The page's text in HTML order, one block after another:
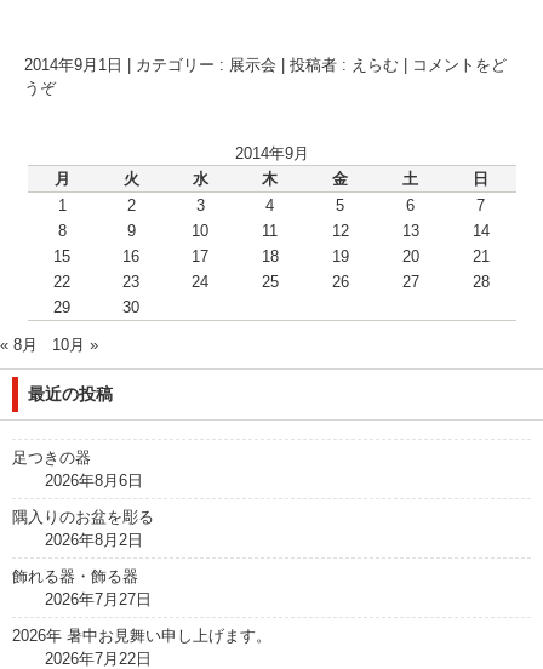
2014年9月1日 カテゴリー : 展示会 投稿者 : えらむ
コメントをど
うぞ
2014年9月
月
火 水 木 金 土
日
1
2 3 4 5 6
7
8
9 10 11 12 13
14
15
16 17 18 19 20
21
22
23 24 25 26 27
28
29
30
« 8月 10月 »
最近の投稿
足つきの器
2026年8月6日
隅入りのお盆を彫る
2026年8月2日
飾れる器・飾る器
2026年7月27日
2026年 暑中お見舞い申し上げます。
2026年7月22日